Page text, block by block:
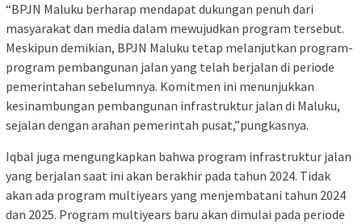
“BPJN Maluku berharap mendapat dukungan penuh dari
masyarakat dan media dalam mewujudkan program tersebut.
Meskipun demikian, BPJN Maluku tetap melanjutkan program-
program pembangunan jalan yang telah berjalan di periode
pemerintahan sebelumnya. Komitmen ini menunjukkan
kesinambungan pembangunan infrastruktur jalan di Maluku,
sejalan dengan arahan pemerintah pusat,”pungkasnya.
Iqbal juga mengungkapkan bahwa program infrastruktur jalan
yang berjalan saat ini akan berakhir pada tahun 2024. Tidak
akan ada program multiyears yang menjembatani tahun 2024
dan 2025. Program multiyears baru akan dimulai pada periode